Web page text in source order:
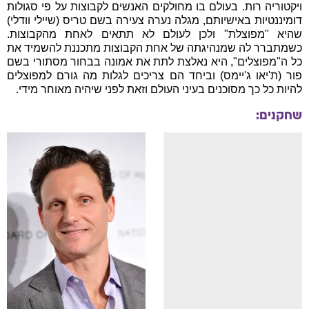
ויקטוריה רות. בעולם בו מחולקים האנשים לקבוצות על פי סגולות
דומיננטיות באישיותם, מגלה נערה צעירה בשם טריס (שיילי וודלי)
שהיא "מפוצלת" ולכן לעולם לא תתאים לאחת מהקבוצות.
כשמתברר לה שמנהיגתה של אחת הקבוצות מתכננת להשמיד את
כל ה"מפוצלים", היא נאלצת לתת את אמונה בבחור מסתורי בשם
פור (ת'יאו ג'יימס) וביחד הם צריכים לגלות מה גורם למפוצלים
להיות כל כך מסוכנים בעיני העולם וזאת לפני שיהיה מאוחר מידי.
שחקנים: